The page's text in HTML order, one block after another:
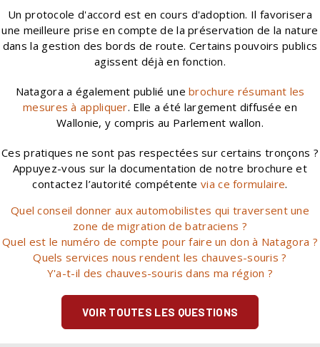
Un protocole d'accord est en cours d'adoption. Il favorisera
une meilleure prise en compte de la préservation de la nature
dans la gestion des bords de route. Certains pouvoirs publics
agissent déjà en fonction.
Natagora a également publié unebrochure résumant les
mesures à appliquer. Elle a été largement diffusée en
Wallonie, y compris au Parlement wallon.
Ces pratiques ne sont pas respectées sur certains tronçons ?
Appuyez-vous sur la documentation de notre brochure et
contactez l’autorité compétentevia ce formulaire.
Quel conseil donner aux automobilistes qui traversent une
zone de migration de batraciens ?
Quel est le numéro de compte pour faire un don à Natagora ?
Quels services nous rendent les chauves-souris ?
Y'a-t-il des chauves-souris dans ma région ?
VOIR TOUTES LES QUESTIONS